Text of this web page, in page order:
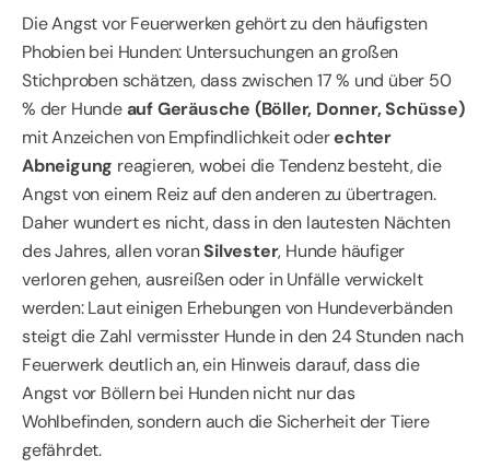
Die Angst vor Feuerwerken gehört zu den häufigsten
Phobien bei Hunden: Untersuchungen an großen
Stichproben schätzen, dass zwischen 17 % und über 50
% der Hundeauf Geräusche (Böller, Donner, Schüsse)
mit Anzeichen von Empfindlichkeit oderechter
Abneigung reagieren, wobei die Tendenz besteht, die
Angst von einem Reiz auf den anderen zu übertragen.
Daher wundert es nicht, dass in den lautesten Nächten
des Jahres, allen voranSilvester, Hunde häufiger
verloren gehen, ausreißen oder in Unfälle verwickelt
werden: Laut einigen Erhebungen von Hundeverbänden
steigt die Zahl vermisster Hunde in den 24 Stunden nach
Feuerwerk deutlich an, ein Hinweis darauf, dass die
Angst vor Böllern bei Hunden nicht nur das
Wohlbefinden, sondern auch die Sicherheit der Tiere
gefährdet.